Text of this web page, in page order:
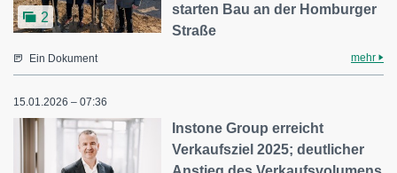
2
starten Bau an der Homburger
Straße
Ein Dokument mehr
15.01.2026 – 07:36
Instone Group erreicht
Verkaufsziel 2025; deutlicher